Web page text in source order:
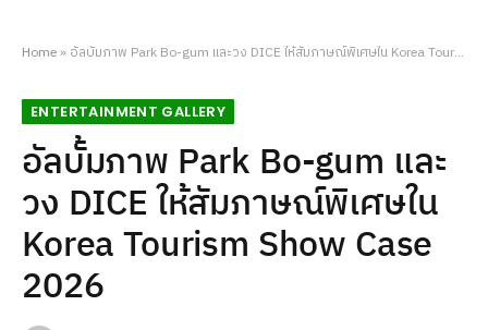
Home» อัลบั้มภาพ Park Bo-gum และวง DICE ให้สัมภาษณ์พิเศษใน Korea Tourism Show Case 2026
ENTERTAINMENT GALLERY
อัลบั้มภาพ Park Bo-gum และ
วง DICE ให้สัมภาษณ์พิเศษใน
Korea Tourism Show Case
2026